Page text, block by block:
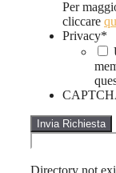
Per
cliccare
Privacy*
Directory not